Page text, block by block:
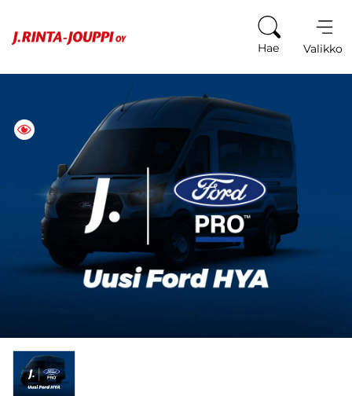
Hae Valikko
Tästä ajoneuvosta on kiinnostunut 1 henkilöä